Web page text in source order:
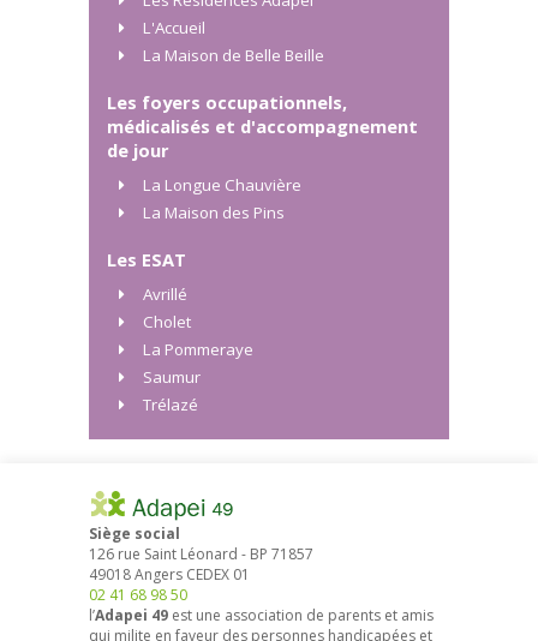
L'Accueil
La Maison de Belle Beille
Les foyers occupationnels,
médicalisés et d'accompagnement
de jour
La Longue Chauvière
La Maison des Pins
Les ESAT
Avrillé
Cholet
La Pommeraye
Saumur
Trélazé
Siège social
126 rue Saint Léonard - BP 71857
49018Angers CEDEX 01
02 41 68 98 50
l’Adapei 49 est une association de parents et amis
qui milite en faveur des personnes handicapées et